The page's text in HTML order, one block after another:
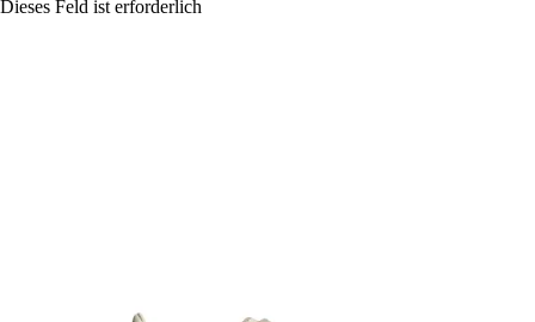
Dieses Feld ist erforderlich